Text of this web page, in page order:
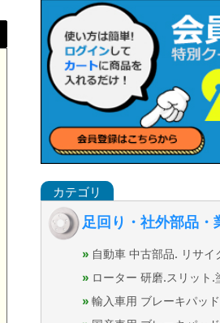
足回り・社外部品・
自動車 中古部品. リサイ
ローター 研磨.スリット.
輸入車用 ブレーキパッド